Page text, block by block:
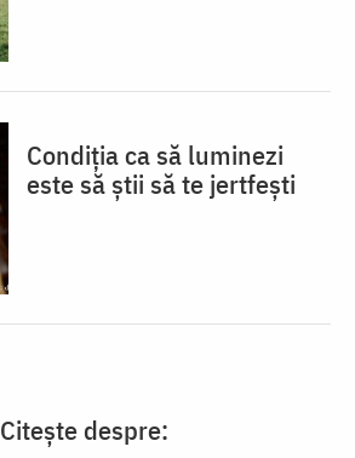
Condiția ca să luminezi
este să știi să te jertfești
Citește despre: